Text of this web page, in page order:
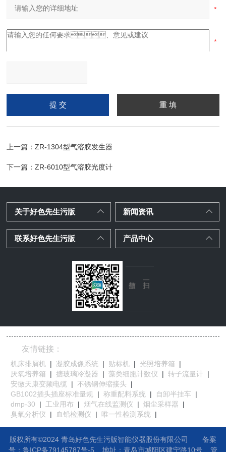
请输入计算结果（填写阿
拉伯数字），如：三加四
上一篇：ZR-1304型气溶胶发生器
下一篇：ZR-6010型气溶胶光度计
关于好色先生污版 新闻资讯
联系好色先生污版 产品中心
友情链接：
机床排屑机 | 凝胶成像系统 | 贴标机 | 光照培养箱
|
厌氧培养箱
| 搪玻璃冷凝器 | 藻类细胞计数仪 | 转子流量计 |
安徽天康变频电缆
| 不锈钢伸缩接头
|
GB1002插头插座标准量规 | 称重配料系统 | 自卸半挂车
|
dmp-30
| 工业用布 | 烟气在线监测仪 | 烟尘采样器
|
臭氧分析仪
| 血铅检测仪 | 唯一性检测系统 |
版权所有©2024 青岛好色先生污版智能仪器股份有限公司
备案
号：鲁ICP备79145787号-5
地址： 青岛市城阳区建宁路10号 管